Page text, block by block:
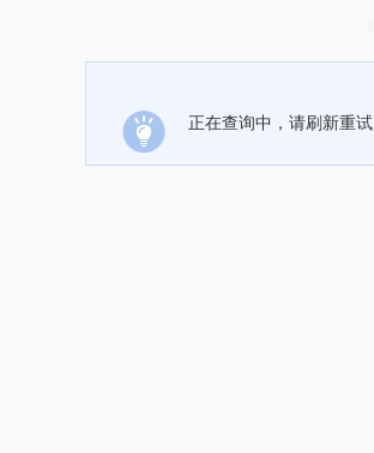
正在查询中，请刷新重试